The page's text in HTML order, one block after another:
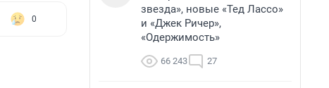
0
звезда», новые «Тед Лассо»
и «Джек Ричер»,
«Одержимость»
66 243 27